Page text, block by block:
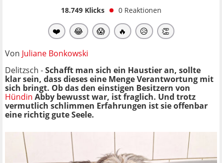
18.749Klicks 0 Reaktionen
❤️ 😂 😱 🔥 😥 👏
Von Juliane Bonkowski
Delitzsch -Schafft man sich ein Haustier an, sollte
klar sein, dass dieses eine Menge Verantwortung mit
sich bringt. Ob das den einstigen Besitzern von
Hündin Abby bewusst war, ist fraglich. Und trotz
vermutlich schlimmen Erfahrungen ist sie offenbar
eine richtig gute Seele.